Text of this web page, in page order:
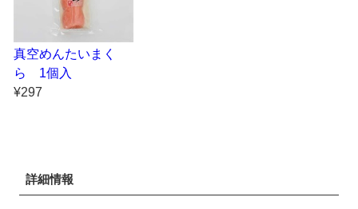
真空めんたいまく
ら 1個入
¥297
詳細情報